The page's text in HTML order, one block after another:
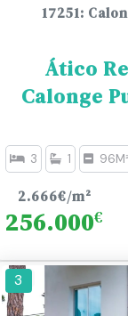
17251:
Ático
Calonge
3 1 96M²
2.666€/m²
256.000€
3
266